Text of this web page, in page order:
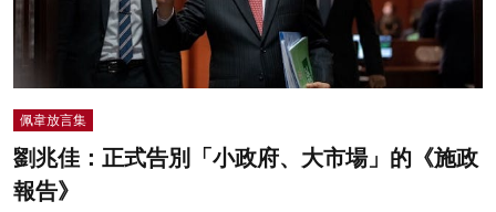
佩韋放言集
劉兆佳：正式告別「小政府、大市場」的《施政
報告》